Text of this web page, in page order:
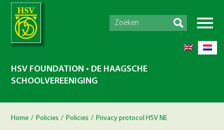
HSV FOUNDATION • DE HAAGSCHE
SCHOOLVEREENIGING
Home / Policies / Policies / Privacy protocol HSV NE